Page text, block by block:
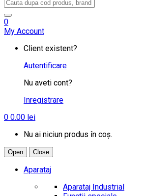
0
My Account
Client existent?
Autentificare
Nu aveti cont?
Inregistrare
0 0.00 lei
Nu ai niciun produs în coș.
Open Close
Aparataj
Aparataj Industrial